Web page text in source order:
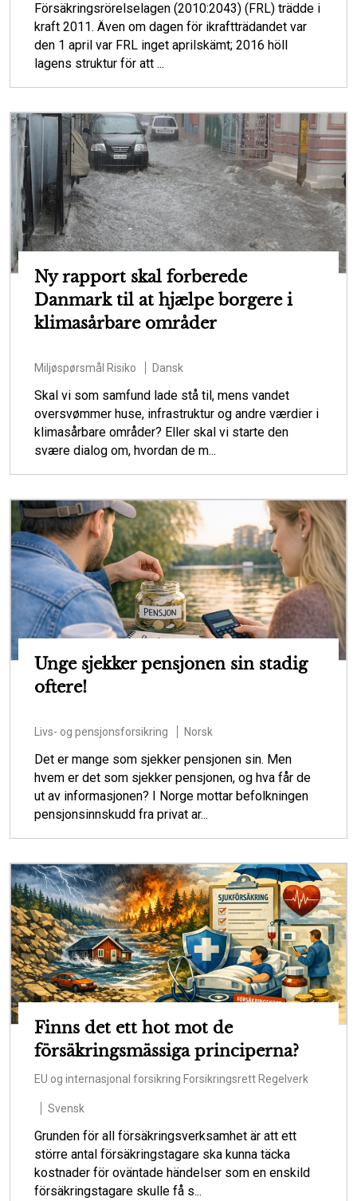
Försäkringsrörelselagen (2010:2043) (FRL) trädde i
kraft 2011. Även om dagen för ikraftträdandet var
den 1 april var FRL inget aprilskämt; 2016 höll
lagens struktur för att ...
Ny rapport skal forberede
Danmark til at hjælpe borgere i
klimasårbare områder
Miljøspørsmål Risiko Dansk
Skal vi som samfund lade stå til, mens vandet
oversvømmer huse, infrastruktur og andre værdier i
klimasårbare områder? Eller skal vi starte den
svære dialog om, hvordan de m...
Unge sjekker pensjonen sin stadig
oftere!
Livs- og pensjonsforsikring Norsk
Det er mange som sjekker pensjonen sin. Men
hvem er det som sjekker pensjonen, og hva får de
ut av informasjonen? I Norge mottar befolkningen
pensjonsinnskudd fra privat ar...
Finns det ett hot mot de
försäkringsmässiga principerna?
EU og internasjonal forsikring ForsikringsrettRegelverk
Svensk
Grunden för all försäkringsverksamhet är att ett
större antal försäkringstagare ska kunna täcka
kostnader för oväntade händelser som en enskild
försäkringstagare skulle få s...